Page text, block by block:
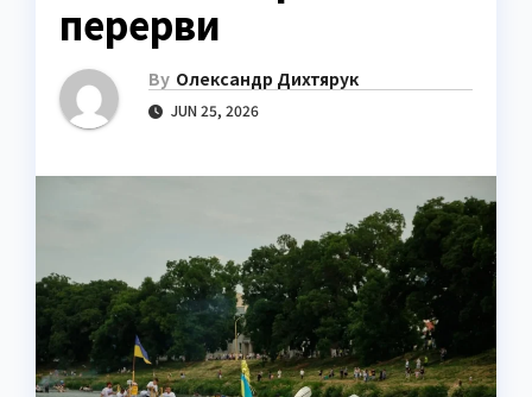
перерви
By Олександр Дихтярук
JUN 25, 2026